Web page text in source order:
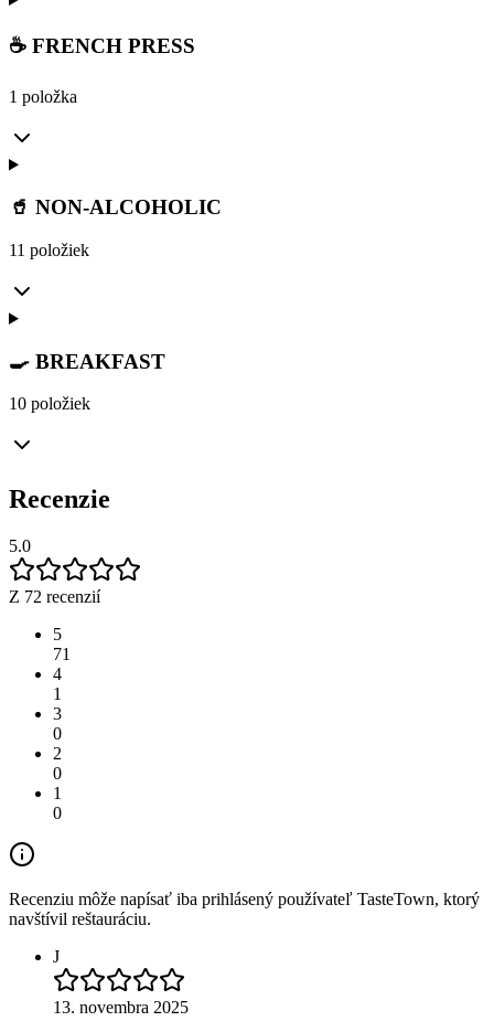
☕ FRENCH PRESS
1 položka
🥤 NON-ALCOHOLIC
11 položiek
🍳 BREAKFAST
10 položiek
Recenzie
5.0
Z 72 recenzií
5
71
4
1
3
0
2
0
1
0
Recenziu môže napísať iba prihlásený používateľ TasteTown, ktorý
navštívil reštauráciu.
J
13. novembra 2025